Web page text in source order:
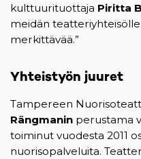
kulttuurituottaja Piritta
meidän
merkittävää.”
Yhteistyön juuret
Tampereen
Rängmanin perustama
toiminut vuodesta 2011
nuorisopalveluita.